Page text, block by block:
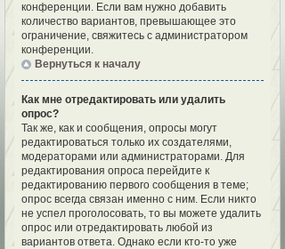
конференции. Если вам нужно добавить
количество вариантов, превышающее это
ограничение, свяжитесь с администратором
конференции.
Вернуться к началу
Как мне отредактировать или удалить
опрос?
Так же, как и сообщения, опросы могут
редактироваться только их создателями,
модераторами или администраторами. Для
редактирования опроса перейдите к
редактированию первого сообщения в теме;
опрос всегда связан именно с ним. Если никто
не успел проголосовать, то вы можете удалить
опрос или отредактировать любой из
вариантов ответа. Однако если кто-то уже